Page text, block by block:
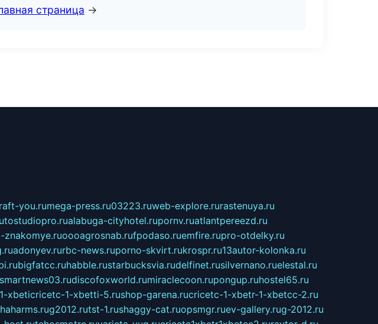
страница →
you.rumega-press.ru03223.ruweb-explore.rurastenuya.ru
alabuga-cityhotel.rupornv.ruatlantpereezd.ru
znakomye.ruoooagrosnab.rufpodaso.ruemfire.rupro-otdelky.ru
adonyev.rurbc-news.ruporno-skvirt.rukrospr.ru13autor-kolonka.ru
bigfatcc.ruhabble.rustarbucksvia.rudelfinet.rusilvernano.ruelestal.ru
smartnews03.rudiscofoxworld.rumiraclecoon.rupongup.ruhostel65.ru
1-xbeticricetc-1-xbetti-5.rushop-garena.rucricetc-1-xbetr-1-xbetcc-2.ru
g2012.rutst-1.rushaggy-cat.ruopsmgr.ruev-gallery.rug-2012.ru